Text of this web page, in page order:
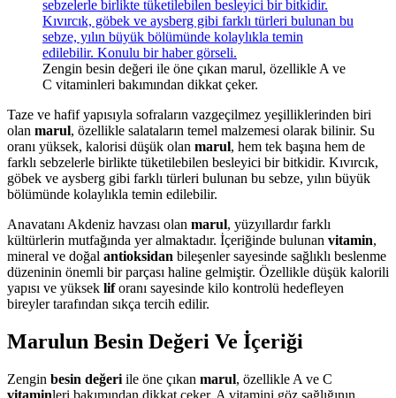
Zengin besin değeri ile öne çıkan marul, özellikle A ve
C vitaminleri bakımından dikkat çeker.
Taze ve hafif yapısıyla sofraların vazgeçilmez yeşilliklerinden biri
olan marul, özellikle salataların temel malzemesi olarak bilinir. Su
oranı yüksek, kalorisi düşük olan marul, hem tek başına hem de
farklı sebzelerle birlikte tüketilebilen besleyici bir bitkidir. Kıvırcık,
göbek ve aysberg gibi farklı türleri bulunan bu sebze, yılın büyük
bölümünde kolaylıkla temin edilebilir.
Anavatanı Akdeniz havzası olan marul, yüzyıllardır farklı
kültürlerin mutfağında yer almaktadır. İçeriğinde bulunan vitamin,
mineral ve doğal antioksidan bileşenler sayesinde sağlıklı beslenme
düzeninin önemli bir parçası haline gelmiştir. Özellikle düşük kalorili
yapısı ve yüksek liforanı sayesinde kilo kontrolü hedefleyen
bireyler tarafından sıkça tercih edilir.
Marulun Besin Değeri Ve İçeriği
Zengin besin değeri ile öne çıkan marul, özellikle A ve C
vitaminleri bakımından dikkat çeker. A vitamini göz sağlığının